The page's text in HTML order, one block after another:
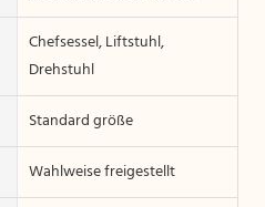
Chefsessel, Liftstuhl,
Drehstuhl
Standard größe
Wahlweise freigestellt